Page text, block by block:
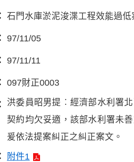
石門水庫淤泥浚渫工程效能過低
97/11/05
97/11/11
097財正0003
洪委員昭男提︰經濟部水利署
契約均欠妥適，該部水利署未
爰依法提案糾正之糾正案文。
附件1